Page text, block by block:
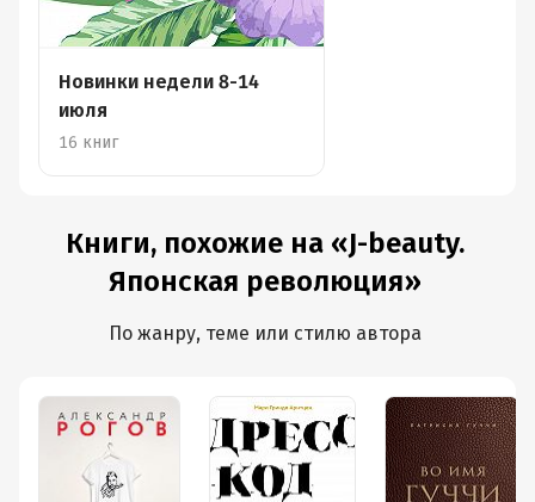
Новинки недели 8-14
июля
16 книг
Книги, похожие на «J-beauty.
Японская революция»
По жанру, теме или стилю автора